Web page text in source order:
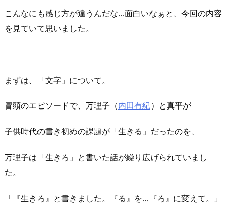
こんなにも感じ方が違うんだな…面白いなぁと、今回の内容
を見ていて思いました。
まずは、「文字」について。
冒頭のエピソードで、万理子（内田有紀）と真平が
子供時代の書き初めの課題が「生きる」だったのを、
万理子は「生きろ」と書いた話が繰り広げられていまし
た。
「『生きろ』と書きました。『る』を…『ろ』に変えて。」